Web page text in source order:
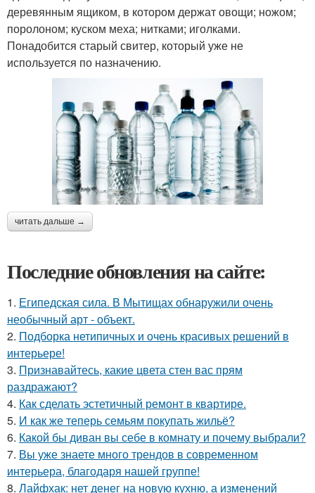
деревянным ящиком, в котором держат овощи; ножом;
поролоном; куском меха; нитками; иголками.
Понадобится старый свитер, который уже не
используется по назначению.
читать дальше →
Последние обновления на сайте:
1. Египедская сила. В Мытищах обнаружили очень
необычный арт - объект.
2. Подборка нетипичных и очень красивых решений в
интерьере!
3. Признавайтесь, какие цвета стен вас прям
раздражают?
4. Как сделать эстетичный ремонт в квартире.
5. И как же теперь семьям покупать жильё?
6. Какой бы диван вы себе в комнату и почему выбрали?
7. Вы уже знаете много трендов в современном
интерьера, благодаря нашей группе!
8. Лайфхак: нет денег на новую кухню, а изменений